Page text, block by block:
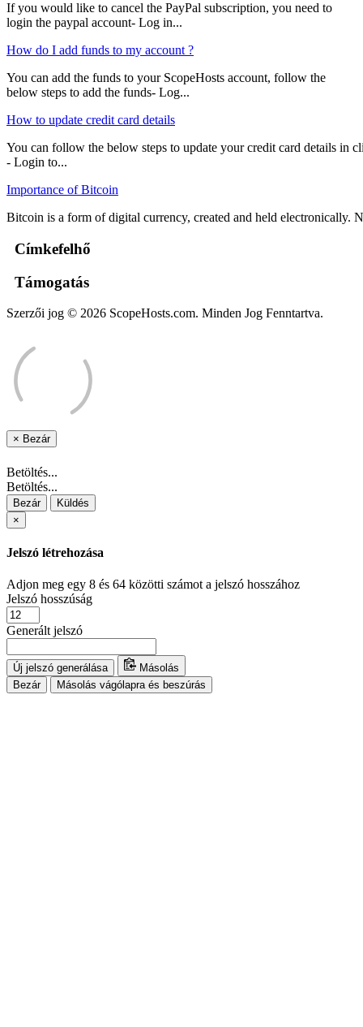
If you would like to cancel the PayPal subscription, you need to
login the paypal account- Log in...
How do I add funds to my account ?
You can add the funds to your ScopeHosts account, follow the
below steps to add the funds- Log...
How to update credit card details
You can follow the below steps to update your credit card details in
- Login to...
Importance of Bitcoin
Bitcoin is a form of digital currency, created and held electronically.
Címkefelhő
Támogatás
Szerzői jog © 2026 ScopeHosts.com. Minden Jog Fenntartva.
× Bezár
Betöltés...
Betöltés...
Bezár
Küldés
×
Jelszó létrehozása
Adjon meg egy 8 és 64 közötti számot a jelszó hosszához
Jelszó hosszúság
Generált jelszó
Új jelszó generálása
Másolás
Bezár
Másolás vágólapra és beszúrás